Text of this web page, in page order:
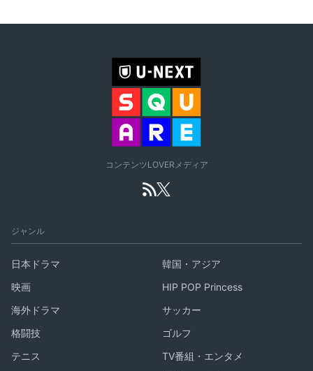
コンテンツLOVERメディア
ジャンル
日本ドラマ
韓国・アジア
映画
HIP POP Princess
海外ドラマ
サッカー
格闘技
ゴルフ
テニス
TV番組・エンタメ